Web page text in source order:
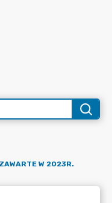
W 2023R.